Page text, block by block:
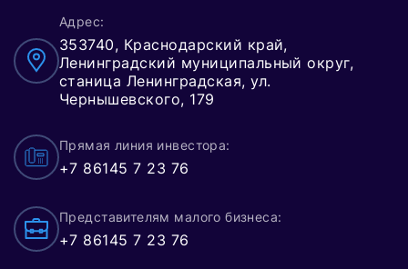
Адрес:
353740, Краснодарский край,
Ленинградский муниципальный округ,
станица Ленинградская, ул.
Чернышевского, 179
Прямая линия инвестора:
+7 86145 7 23 76
Представителям малого бизнеса:
+7 86145 7 23 76